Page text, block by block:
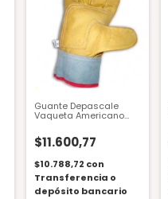
Guante Depascale
Vaqueta Americano
$11.600,77
$10.788,72 con
Transferencia o
depósito bancario